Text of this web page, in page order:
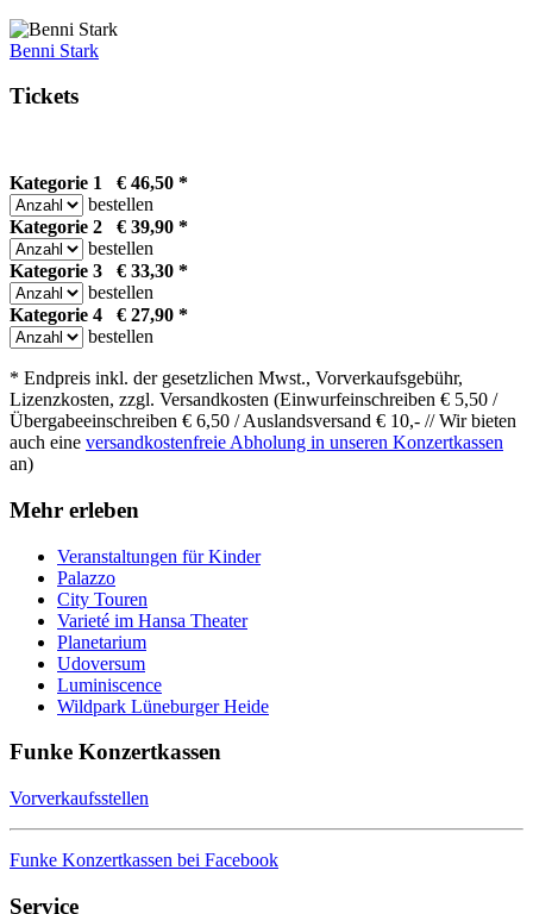
Benni Stark
Tickets
Kategorie 1 € 46,50 *
bestellen
Kategorie 2 € 39,90 *
bestellen
Kategorie 3 € 33,30 *
bestellen
Kategorie 4 € 27,90 *
bestellen
* Endpreis inkl. der gesetzlichen Mwst., Vorverkaufsgebühr,
Lizenzkosten, zzgl. Versandkosten (Einwurfeinschreiben € 5,50 /
Übergabeeinschreiben € 6,50 / Auslandsversand € 10,- // Wir bieten
auch eine versandkostenfreie Abholung in unseren Konzertkassen
an)
Mehr erleben
Veranstaltungen für Kinder
Palazzo
City Touren
Varieté im Hansa Theater
Planetarium
Udoversum
Luminiscence
Wildpark Lüneburger Heide
Funke Konzertkassen
Vorverkaufsstellen
Funke Konzertkassen bei Facebook
Service